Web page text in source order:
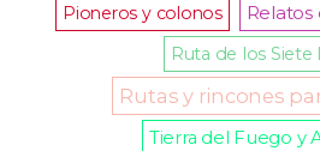
Pioneros y colonos
Relatos
Ruta de los Siete
Rutas y rincones
Tierra del Fuego y